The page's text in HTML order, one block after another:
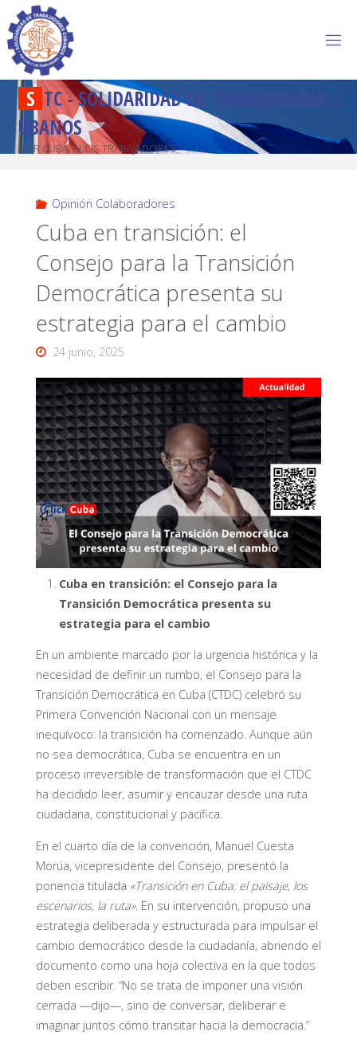
S TC-SOLIDARIDADD R A BAJADORES C
U BANOS
POR CUBA Y LOS TRABAJADORES
Opinión Colaboradores
Cuba en transición: el
Consejo para la Transición
Democrática presenta su
estrategia para el cambio
24 junio, 2025
Cuba en transición: el Consejo para la
Transición Democrática presenta su
estrategia para el cambio
En un ambiente marcado por la urgencia histórica y la
necesidad de definir un rumbo, el Consejo para la
Transición Democrática en Cuba (CTDC) celebró su
Primera Convención Nacional con un mensaje
inequívoco: la transición ha comenzado. Aunque aún
no sea democrática, Cuba se encuentra en un
proceso irreversible de transformación que el CTDC
ha decidido leer, asumir y encauzar desde una ruta
ciudadana, constitucional y pacífica.
En el cuarto día de la convención, Manuel Cuesta
Morúa, vicepresidente del Consejo, presentó la
ponencia titulada «Transición en Cuba: el paisaje, los
escenarios, la ruta». En su intervención, propuso una
estrategia deliberada y estructurada para impulsar el
cambio democrático desde la ciudadanía, abriendo el
documento como una hoja colectiva en la que todos
deben escribir. “No se trata de imponer una visión
cerrada —dijo—, sino de conversar, deliberar e
imaginar juntos cómo transitar hacia la democracia.”